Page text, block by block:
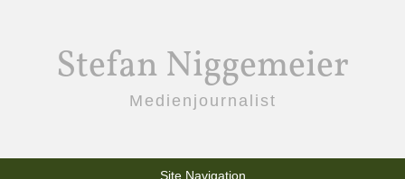
Stefan Niggemeier
Medienjournalist
Site Navigation